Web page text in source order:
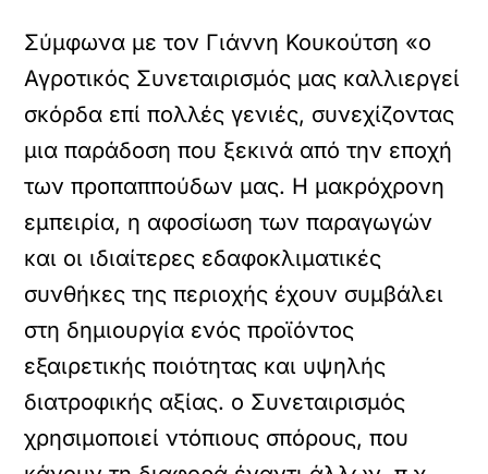
Σύμφωνα με τον Γιάννη Κουκούτση «ο
Αγροτικός Συνεταιρισμός μας καλλιεργεί
σκόρδα επί πολλές γενιές, συνεχίζοντας
μια παράδοση που ξεκινά από την εποχή
των προπαππούδων μας. Η μακρόχρονη
εμπειρία, η αφοσίωση των παραγωγών
και οι ιδιαίτερες εδαφοκλιματικές
συνθήκες της περιοχής έχουν συμβάλει
στη δημιουργία ενός προϊόντος
εξαιρετικής ποιότητας και υψηλής
διατροφικής αξίας. ο Συνεταιρισμός
χρησιμοποιεί ντόπιους σπόρους, που